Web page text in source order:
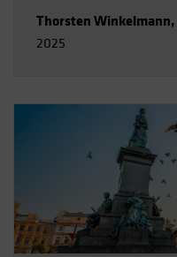
Thorsten Winkelmann,
2025